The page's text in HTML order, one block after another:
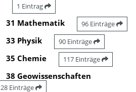
1 Eintrag
31 Mathematik 96 Einträge
33 Physik 90 Einträge
35 Chemie 117 Einträge
38 Geowissenschaften
28 Einträge